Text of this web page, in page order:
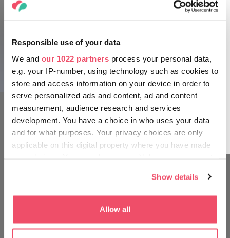
Responsible use of your data
We and our 1022 partners process your personal data,
e.g. your IP-number, using technology such as cookies to
store and access information on your device in order to
serve personalized ads and content, ad and content
measurement, audience research and services
development. You have a choice in who uses your data
and for what purposes. Your privacy choices are only
applicable on this digital property where you have made
If you allow, we would also like to:
which can be accurate to within several meters
Show details
Allow all
UNGAR